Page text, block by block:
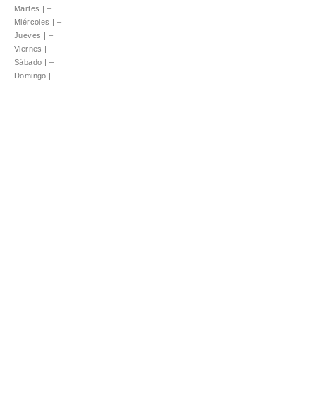
Martes | –
Miércoles | –
Jueves | –
Viernes | –
Sábado | –
Domingo | –